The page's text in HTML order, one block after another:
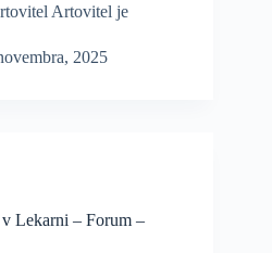
Artovitel je
2025
Lekarni – Forum –